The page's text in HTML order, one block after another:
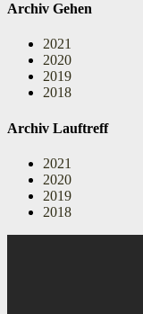
Archiv Gehen
2021
2020
2019
2018
Archiv Lauftreff
2021
2020
2019
2018